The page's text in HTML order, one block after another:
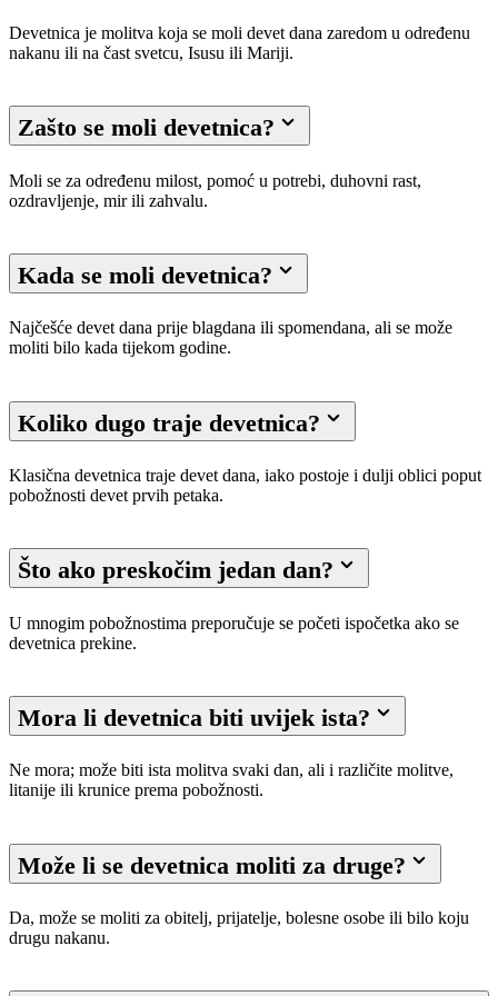
Devetnica je molitva koja se moli devet dana zaredom u određenu
nakanu ili na čast svetcu, Isusu ili Mariji.
Zašto se moli devetnica?
Moli se za određenu milost, pomoć u potrebi, duhovni rast,
ozdravljenje, mir ili zahvalu.
Kada se moli devetnica?
Najčešće devet dana prije blagdana ili spomendana, ali se može
moliti bilo kada tijekom godine.
Koliko dugo traje devetnica?
Klasična devetnica traje devet dana, iako postoje i dulji oblici poput
pobožnosti devet prvih petaka.
Što ako preskočim jedan dan?
U mnogim pobožnostima preporučuje se početi ispočetka ako se
devetnica prekine.
Mora li devetnica biti uvijek ista?
Ne mora; može biti ista molitva svaki dan, ali i različite molitve,
litanije ili krunice prema pobožnosti.
Može li se devetnica moliti za druge?
Da, može se moliti za obitelj, prijatelje, bolesne osobe ili bilo koju
drugu nakanu.